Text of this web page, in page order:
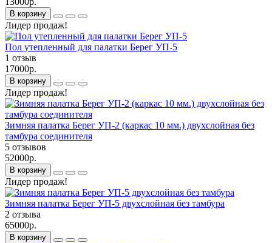
В корзину
Лидер продаж!
Пол утепленный для палатки Берег УП-5
1 отзыв
17000р.
В корзину
Лидер продаж!
Зимняя палатка Берег УП-2 (каркас 10 мм.) двухслойная без
тамбура соединителя
5 отзывов
52000р.
В корзину
Лидер продаж!
Зимняя палатка Берег УП-5 двухслойная без тамбура
2 отзыва
65000р.
В корзину